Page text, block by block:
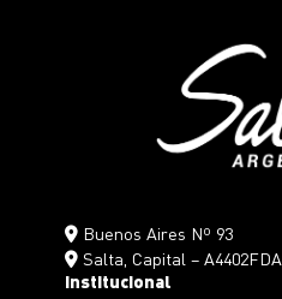
Buenos Aires Nº 93
Salta, Capital – A4402FDA
Institucional